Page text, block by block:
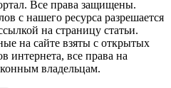
Все права защищены.
с нашего ресурса разрешается
на страницу статьи.
на сайте взяты с открытых
интернета, все права на
владельцам.